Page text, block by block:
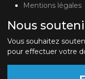
Mentions légales
Nous
Vous souhaitez
pour effectuer votre